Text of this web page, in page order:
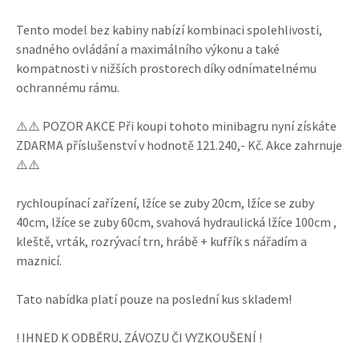
Tento model bez kabiny nabízí kombinaci spolehlivosti,
snadného ovládání a maximálního výkonu a také
kompatnosti v nižších prostorech díky odnímatelnému
ochrannému rámu.
⚠️⚠️ POZOR AKCE Při koupi tohoto minibagru nyní získáte
ZDARMA příslušenství v hodnotě 121.240,- Kč. Akce zahrnuje
⚠️⚠️
rychloupínací zařízení, lžíce se zuby 20cm, lžíce se zuby
40cm, lžíce se zuby 60cm, svahová hydraulická lžíce 100cm ,
kleště, vrták, rozrývací trn, hrábě + kufřík s nářadím a
maznicí.
Tato nabídka platí pouze na poslední kus skladem!
! IHNED K ODBĚRU, ZÁVOZU ČI VYZKOUŠENÍ !